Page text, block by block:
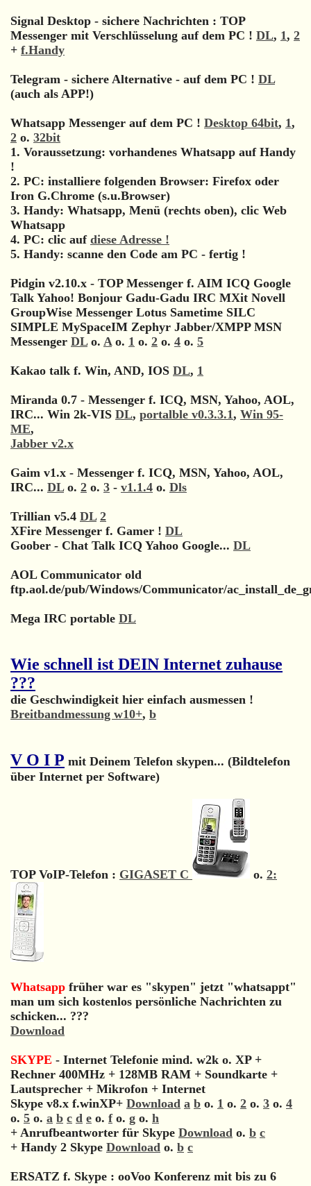
Signal Desktop - sichere Nachrichten : TOP
Messenger mit Verschlüsselung auf dem PC ! DL, 1, 2
+ f.Handy
Telegram - sichere Alternative - auf dem PC ! DL
(auch als APP!)
Whatsapp Messenger auf dem PC ! Desktop 64bit, 1,
2 o. 32bit
1. Voraussetzung: vorhandenes Whatsapp auf Handy
!
2. PC: installiere folgenden Browser: Firefox oder
Iron G.Chrome (s.u.Browser)
3. Handy: Whatsapp, Menü (rechts oben), clic Web
Whatsapp
4. PC: clic auf diese Adresse !
5. Handy: scanne den Code am PC - fertig !
Pidgin v2.10.x - TOP Messenger f. AIM ICQ Google
Talk Yahoo! Bonjour Gadu-Gadu IRC MXit Novell
GroupWise Messenger Lotus Sametime SILC
SIMPLE MySpaceIM Zephyr Jabber/XMPP MSN
Messenger DLo. A o. 1 o. 2 o. 4 o. 5
Kakao talk f. Win, AND, IOS DL, 1
Miranda 0.7 - Messenger f. ICQ, MSN, Yahoo, AOL,
IRC... Win 2k-VIS DL, portalble v0.3.3.1, Win 95-
ME,
Jabber v2.x
Gaim v1.x - Messenger f. ICQ, MSN, Yahoo, AOL,
IRC... DLo. 2 o. 3 - v1.1.4 o. Dls
Trillian v5.4 DL 2
XFire Messenger f. Gamer ! DL
Goober - Chat Talk ICQ Yahoo Google... DL
AOL Communicator old
ftp.aol.de/pub/Windows/Communicator/
Mega IRC portable DL
Wie schnell ist DEIN Internet zuhause
???
die Geschwindigkeit hier einfach ausmessen !
Breitbandmessung w10+, b
V O I P mit Deinem Telefon skypen... (Bildtelefon
über Internet per Software)
TOP VoIP-Telefon : GIGASET C o. 2:
Whatsapp früher war es "skypen" jetzt "whatsappt"
man um sich kostenlos persönliche Nachrichten zu
schicken... ???
Download
SKYPE - Internet Telefonie mind. w2k o. XP +
Rechner 400MHz + 128MB RAM + Soundkarte +
Lautsprecher + Mikrofon + Internet
Skype v8.x f.winXP+ Download a b o. 1 o. 2 o. 3 o. 4
o. 5 o. a b c d e o. fo. g o. h
+ Anrufbeantworter für Skype Download o. b c
+ Handy 2 Skype Download o. b c
ERSATZ f. Skype : ooVoo Konferenz mit bis zu 6